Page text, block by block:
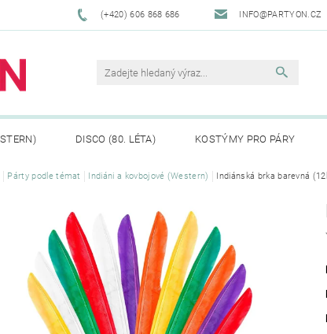
(+420) 606 868 686 INFO@PARTYON.CZ
DISCO (80. LÉTA) KOSTÝMY PRO PÁRY
VRÁCENÍ ZBOŽÍ REKLAMACE
Párty podle témat Indiáni a kovbojové (Western) Indiánská brka barevná